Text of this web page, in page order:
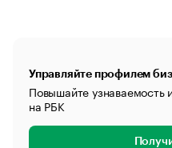
Управляйте профилем
Повышайте узнаваемость
на РБК